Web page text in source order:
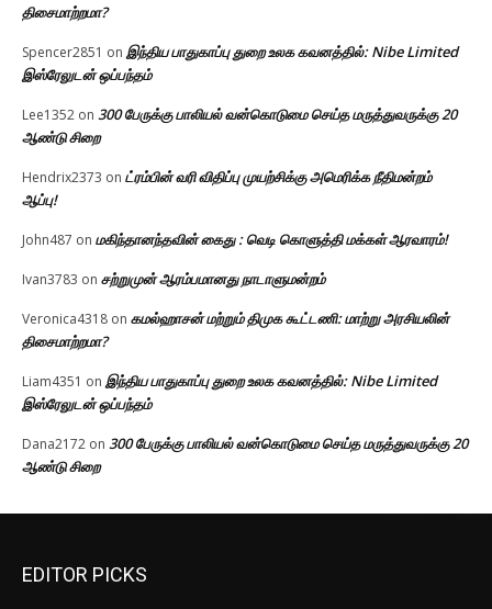
திசைமாற்றமா?
Spencer2851 on இந்திய பாதுகாப்பு துறை உலக கவனத்தில்: Nibe Limited
இஸ்ரேலுடன் ஒப்பந்தம்
Lee1352 on 300 பேருக்கு பாலியல் வன்கொடுமை செய்த மருத்துவருக்கு 20
ஆண்டு சிறை
Hendrix2373 on ட்ரம்பின் வரி விதிப்பு முயற்சிக்கு அமெரிக்க நீதிமன்றம்
ஆப்பு!
John487 on மகிந்தானந்தவின் கைது : வெடி கொளுத்தி மக்கள் ஆரவாரம்!
Ivan3783 on சற்றுமுன் ஆரம்பமானது நாடாளுமன்றம்
Veronica4318 on கமல்ஹாசன் மற்றும் திமுக கூட்டணி: மாற்று அரசியலின்
திசைமாற்றமா?
Liam4351 on இந்திய பாதுகாப்பு துறை உலக கவனத்தில்: Nibe Limited
இஸ்ரேலுடன் ஒப்பந்தம்
Dana2172 on 300 பேருக்கு பாலியல் வன்கொடுமை செய்த மருத்துவருக்கு 20
ஆண்டு சிறை
EDITOR PICKS